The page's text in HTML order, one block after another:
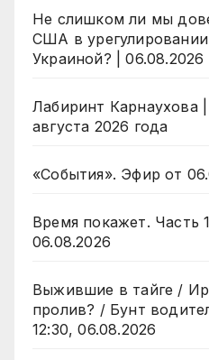
Не слишком ли мы
США в
Украиной? | 06.08.2026
Лабиринт
августа 2026 года
«События». Эфир от
Время покажет. Часть
06.08.2026
Выжившие в тайге /
пролив? / Бунт
12:30, 06.08.2026